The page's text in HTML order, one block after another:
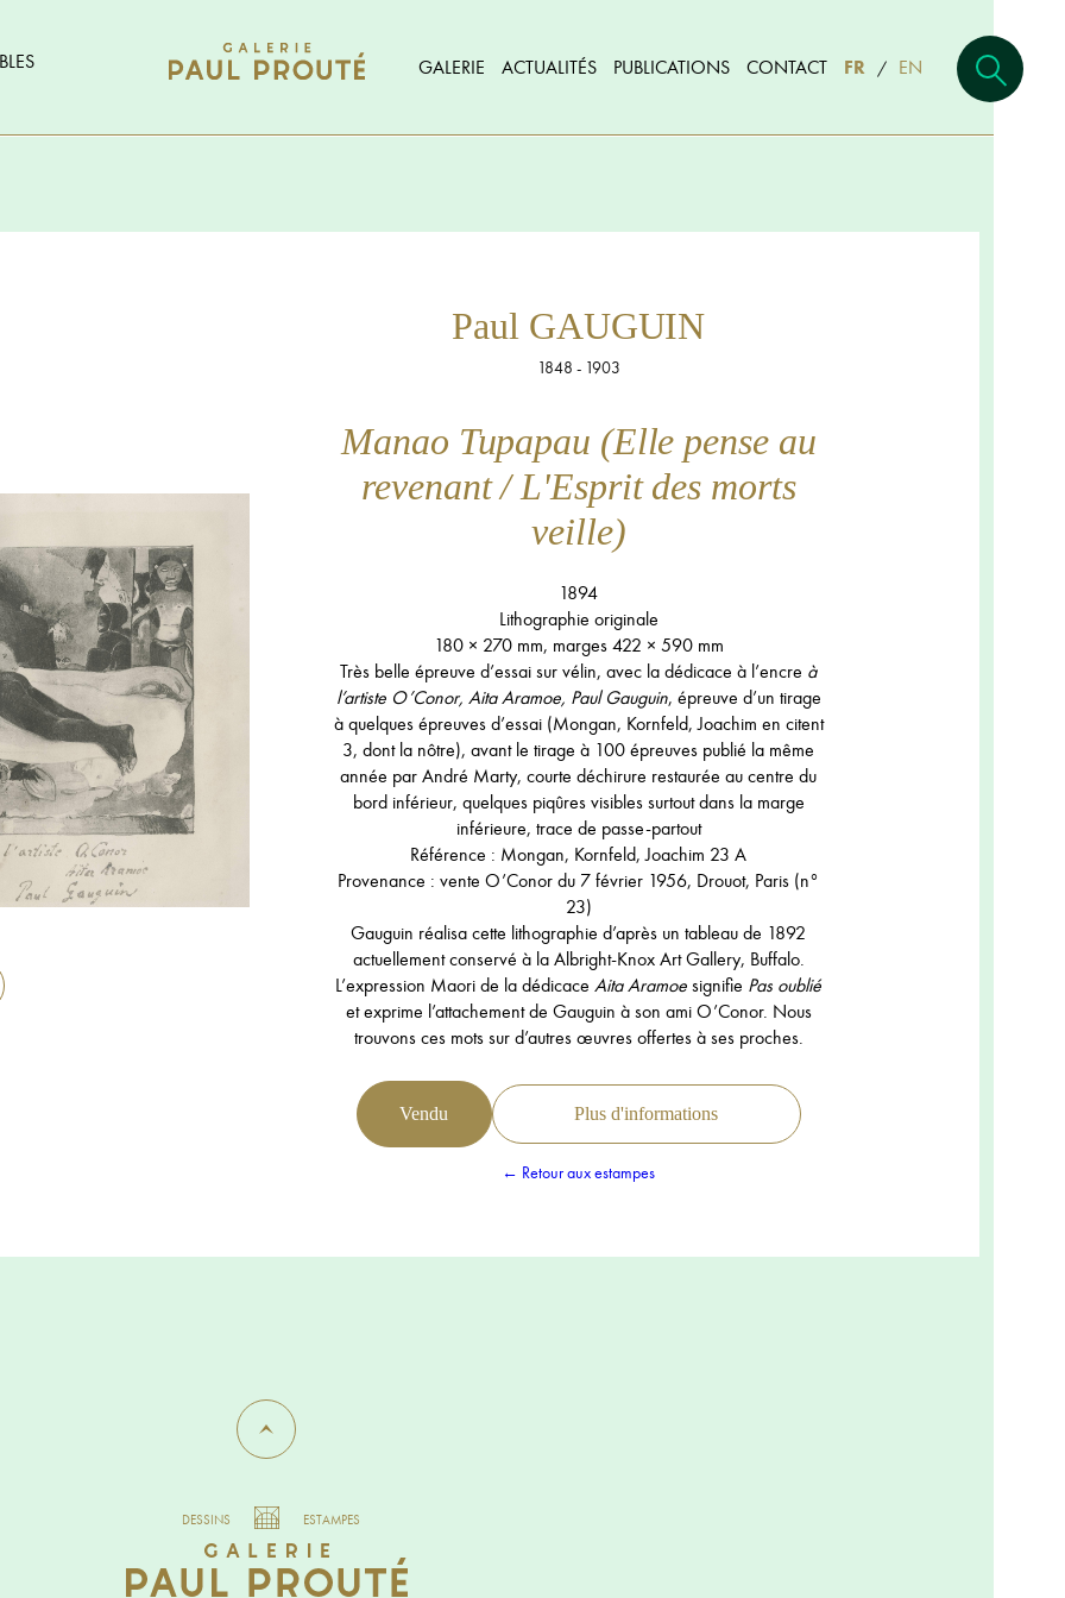
GALERIE ACTUALITÉS PUBLICATIONS CONTACT FR / EN
Paul GAUGUIN
1848 - 1903
Manao Tupapau (Elle pense au
revenant / L'Esprit des morts
veille)
1894
Lithographie originale
180 × 270 mm, marges 422 × 590 mm
Très belle épreuve d’essai sur vélin, avec la dédicace à l’encre à
l’artiste O’Conor, Aita Aramoe, Paul Gauguin, épreuve d’un tirage
à quelques épreuves d’essai (Mongan, Kornfeld, Joachim en citent
3, dont la nôtre), avant le tirage à 100 épreuves publié la même
année par André Marty, courte déchirure restaurée au centre du
bord inférieur, quelques piqûres visibles surtout dans la marge
inférieure, trace de passe-partout
Référence : Mongan, Kornfeld, Joachim 23 A
Provenance : vente O’Conor du 7 février 1956, Drouot, Paris (n°
23)
Gauguin réalisa cette lithographie d’après un tableau de 1892
actuellement conservé à la Albright-Knox Art Gallery, Buffalo.
L’expression Maori de la dédicaceAita Aramoesignifie Pas oublié
et exprime l’attachement de Gauguin à son ami O’Conor. Nous
trouvons ces mots sur d’autres œuvres offertes à ses proches.
Vendu Plus d'informations
← Retour aux estampes
DESSINS ESTAMPES